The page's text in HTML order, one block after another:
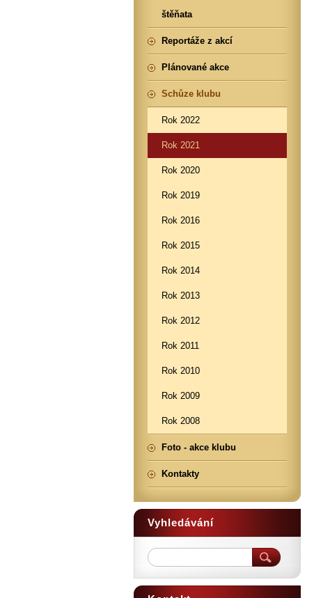
štěňata
Reportáže z akcí
Plánované akce
Schůze klubu
Rok 2022
Rok 2021
Rok 2020
Rok 2019
Rok 2016
Rok 2015
Rok 2014
Rok 2013
Rok 2012
Rok 2011
Rok 2010
Rok 2009
Rok 2008
Foto - akce klubu
Kontakty
Vyhledávání